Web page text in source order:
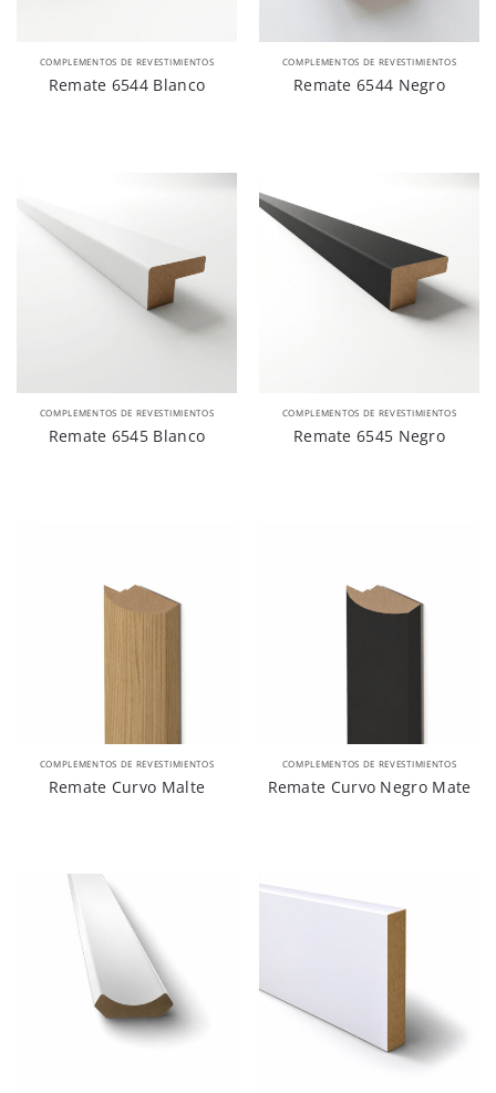
COMPLEMENTOS DE REVESTIMIENTOS
Remate 6544 Blanco
COMPLEMENTOS DE REVESTIMIENTOS
Remate 6544 Negro
COMPLEMENTOS DE REVESTIMIENTOS
Remate 6545 Blanco
COMPLEMENTOS DE REVESTIMIENTOS
Remate 6545 Negro
COMPLEMENTOS DE REVESTIMIENTOS
Remate Curvo Malte
COMPLEMENTOS DE REVESTIMIENTOS
Remate Curvo Negro Mate